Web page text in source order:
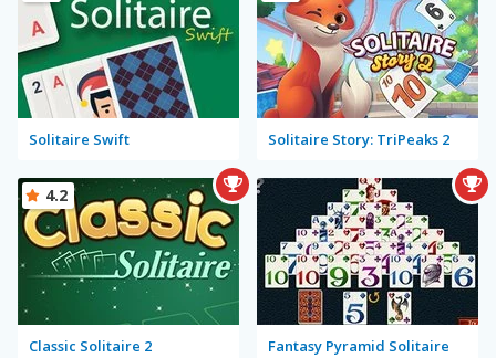
Solitaire Swift Solitaire Story: TriPeaks 2
Classic Solitaire 2
4.2
Fantasy Pyramid Solitaire